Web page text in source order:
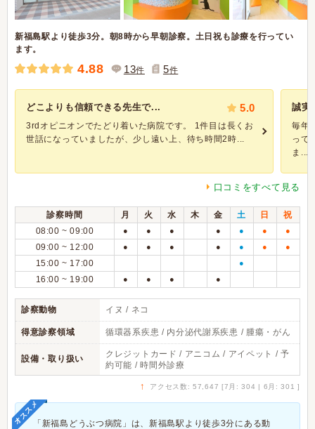
新福島駅より徒歩3分。朝8時から早朝診察。土日祝も診療を行ってい
ます。
4.88 13件 5件
どこよりも信頼できる先生で... 5.0
3rdオピニオンでたどり着いた病院です。 1件目は長くお
世話になっていましたが、少し遠い上、待ち時間2時...
誠実
毎年
って
ま...
口コミをすべて見る
診察時間 月 火 水 木 金 土 日
祝
08:00 ~ 09:00
● ● ● ● ● ● ●
09:00 ~ 12:00 ● ● ● ● ● ● ●
15:00 ~ 17:00 ●
16:00 ~ 19:00 ● ● ● ●
診察動物 イヌ / ネコ
得意診察領域 循環器系疾患 / 内分泌代謝系疾患 / 腫瘍・がん
設備・取り扱い
クレジットカード / アニコム / アイペット / 予
約可能 / 時間外診療
↑ アクセス数: 57,647 [7月: 304 | 6月: 301 ]
オススメ「新福島どうぶつ病院」は、新福島駅より徒歩3分にある動